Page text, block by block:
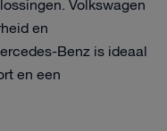
Volkswagen
en
Benz is ideaal
en een